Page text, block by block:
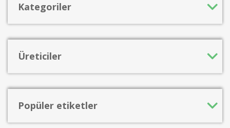
Kategoriler
Üreticiler
Popüler etiketler